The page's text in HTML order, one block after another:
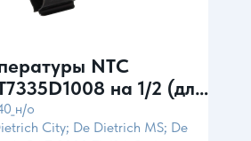
NTC
на 1/2 (для
о
City; De Dietrich MS; De